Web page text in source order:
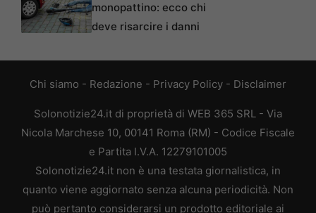
monopattino: ecco chi
deve risarcire i danni
Chi siamo - Redazione - Privacy Policy - Disclaimer
Solonotizie24.it di proprietà di WEB 365 SRL - Via
Nicola Marchese 10, 00141 Roma (RM) - Codice Fiscale
e Partita I.V.A. 12279101005
Solonotizie24.it non è una testata giornalistica, in
quanto viene aggiornato senza alcuna periodicità. Non
può pertanto considerarsi un prodotto editoriale ai